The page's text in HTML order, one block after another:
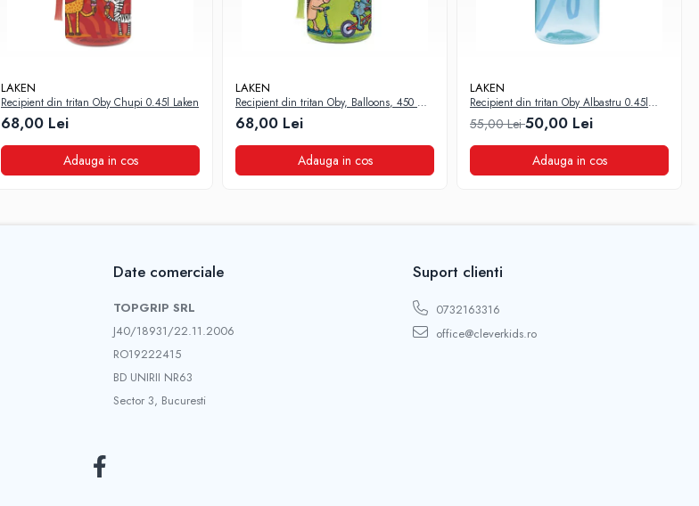
LAKEN
Recipient din tritan Oby Chupi 0.45l Laken
68,00 Lei
Adauga in cos
LAKEN
Recipient din tritan Oby, Balloons, 450 ml,
Laken
68,00 Lei
Adauga in cos
LAKEN
Recipient din tritan Oby Albastru 0.45l
Laken
55,00 Lei50,00 Lei
Adauga in cos
Date comerciale
TOPGRIP SRL
J40/18931/22.11.2006
RO19222415
BD UNIRII NR63
Sector 3, Bucuresti
Suport clienti
0732163316
office@cleverkids.ro